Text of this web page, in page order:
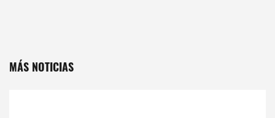
MÁS NOTICIAS